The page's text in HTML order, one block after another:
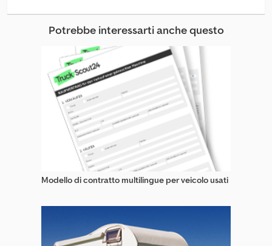
Multitrailer Rimorchi Speciali
Rimorchi Con Pianale E Telone
Rimorchi Di Vendita
Rimorchi Per Cavalli
Rimorchi Per Container Intercambiabili
Rimorchi Per Macchine Da Costruzione
Rimorchi Scarrabili
Potrebbe interessarti anche questo
Modello di contratto multilingue per veicolo usati